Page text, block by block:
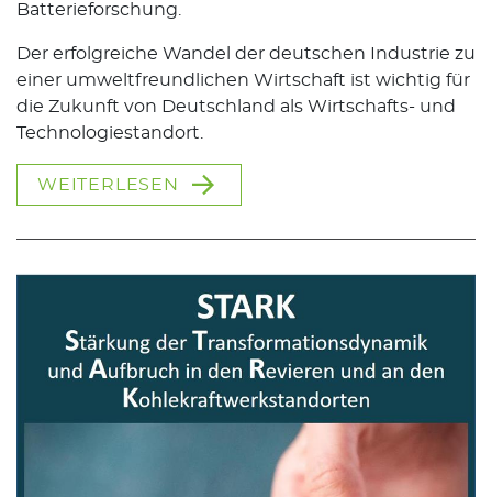
Batterieforschung.
Der erfolgreiche Wandel der deutschen Industrie zu
einer umweltfreundlichen Wirtschaft ist wichtig für
die Zukunft von Deutschland als Wirtschafts- und
Technologiestandort.
WEITERLESEN